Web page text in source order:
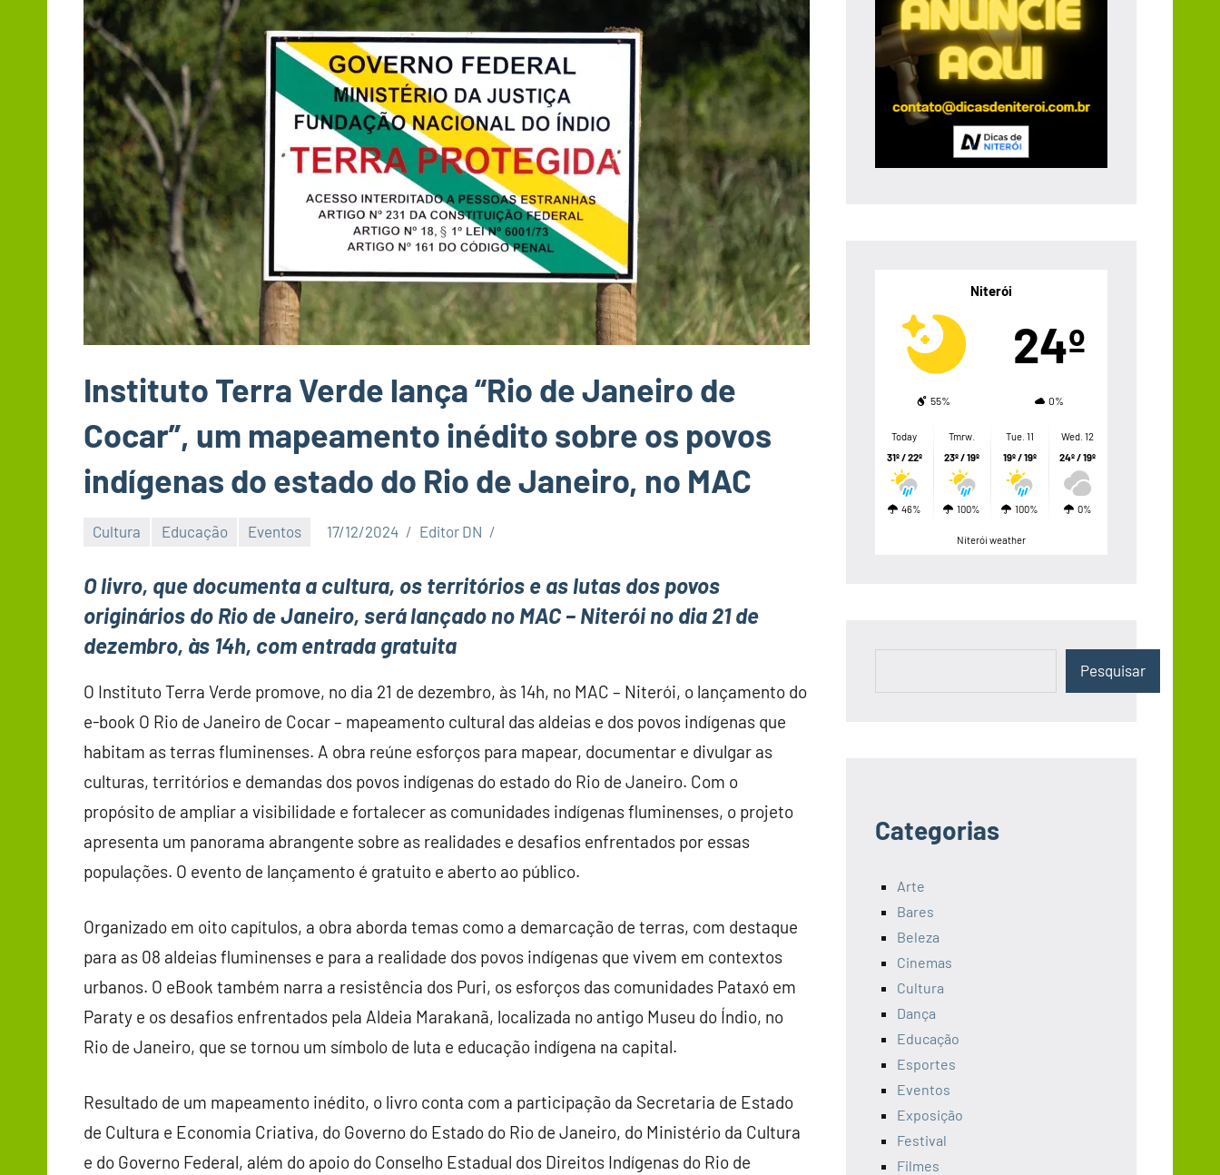
Instituto Terra Verde lança “Rio de Janeiro de
Cocar”, um mapeamento inédito sobre os povos
indígenas do estado do Rio de Janeiro, no MAC
Cultura Educação Eventos 17/12/2024 Editor DN
O livro, que documenta a cultura, os territórios e as lutas dos povos
originários do Rio de Janeiro, será lançado no MAC – Niterói no dia 21 de
dezembro, às 14h, com entrada gratuita
O Instituto Terra Verde promove, no dia 21 de dezembro, às 14h, no MAC – Niterói, o lançamento do
e-book O Rio de Janeiro de Cocar – mapeamento cultural das aldeias e dos povos indígenas que
habitam as terras fluminenses. A obra reúne esforços para mapear, documentar e divulgar as
culturas, territórios e demandas dos povos indígenas do estado do Rio de Janeiro. Com o
propósito de ampliar a visibilidade e fortalecer as comunidades indígenas fluminenses, o projeto
apresenta um panorama abrangente sobre as realidades e desafios enfrentados por essas
populações. O evento de lançamento é gratuito e aberto ao público.
Organizado em oito capítulos, a obra aborda temas como a demarcação de terras, com destaque
para as 08 aldeias fluminenses e para a realidade dos povos indígenas que vivem em contextos
urbanos. O eBook também narra a resistência dos Puri, os esforços das comunidades Pataxó em
Paraty e os desafios enfrentados pela Aldeia Marakanã, localizada no antigo Museu do Índio, no
Rio de Janeiro, que se tornou um símbolo de luta e educação indígena na capital.
Resultado de um mapeamento inédito, o livro conta com a participação da Secretaria de Estado
de Cultura e Economia Criativa, do Governo do Estado do Rio de Janeiro, do Ministério da Cultura
e do Governo Federal, além do apoio do Conselho Estadual dos Direitos Indígenas do Rio de
Niterói
24º
55% 0%
Today
31º / 22º
46%
Tmrw.
23º / 19º
100%
Tue. 11
19º / 19º
100%
Wed. 12
24º / 19º
0%
Niterói weather
Pesquisar
Categorias
Arte
Bares
Beleza
Cinemas
Cultura
Dança
Educação
Esportes
Eventos
Exposição
Festival
Filmes